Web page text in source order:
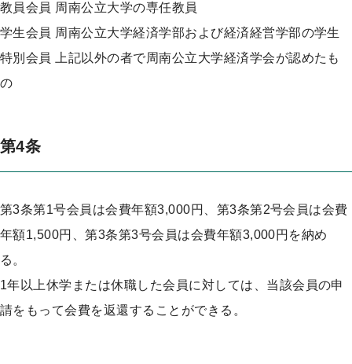
教員会員 周南公立大学の専任教員
学生会員 周南公立大学経済学部および経済経営学部の学生
特別会員 上記以外の者で周南公立大学経済学会が認めたも
の
第4条
第3条第1号会員は会費年額3,000円、第3条第2号会員は会費
年額1,500円、第3条第3号会員は会費年額3,000円を納め
る。
1年以上休学または休職した会員に対しては、当該会員の申
請をもって会費を返還することができる。